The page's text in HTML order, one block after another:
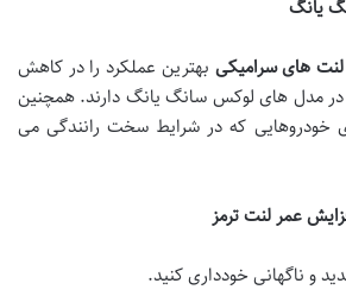
یانگ
لنت های سرامیکی بهترین عملکرد را در کاهش
در مدل های لوکس سانگ یانگ دارند. همچنین
خودروهایی که در شرایط سخت رانندگی می
عمر لنت ترمز
و ناگهانی خودداری کنید.